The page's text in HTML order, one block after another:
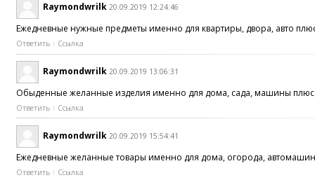
Raymondwrilk 20.09.2019 12:24:46
Ежедневные нужные предметы именно для квартиры, двора, авто
Ответить Ссылка
Raymondwrilk 20.09.2019 13:06:31
Обыденные желанные изделия именно для дома, сада, машины плюс
Ответить Ссылка
Raymondwrilk 20.09.2019 15:54:41
Ежедневные желанные товары именно для дома, огорода,
Ответить Ссылка